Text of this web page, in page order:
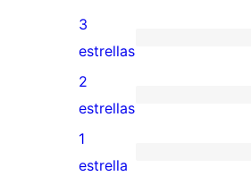
5
estrellas
valoraciones
de
4
estrellas
0
valoraciones
de
3
estrellas
3
estrellas
0
valoraciones
de
2
estrellas
0
1
estrella